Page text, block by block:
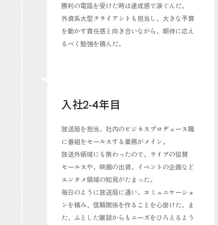
勝利の電話を受けた時は達成感で涙ぐんだ。
外資系大型クライアントも担当し、大きな予算
を動かす責任感と向き合いながら、期待に応え
るべく勉強を積んだ。
入社2-4年目
放送局を担当。社内のビジネスプロデュース職
に番組をセールスする業務がメイン。
放送外領域にも携わったので、ライブの協賛
セールスや、映画の出資、イベントの企画など
エンタメ領域の知見がたまった。
毎日のように放送局に通い、コミュニケーショ
ンを積み、信頼関係を作ることを心掛けた。ま
た、ふとした雑談からもニーズをひろえるよう